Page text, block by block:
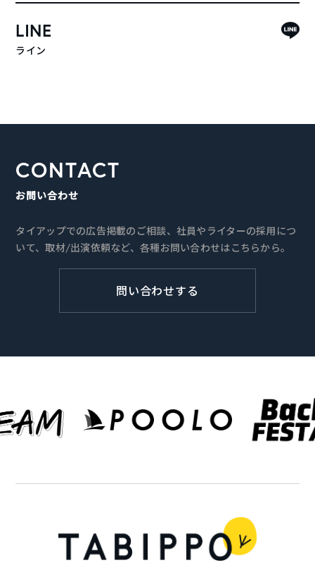
LINE
ライン
CONTACT
お問い合わせ
タイアップでの広告掲載のご相談、社員やライターの採用につ
いて、取材/出演依頼など、各種お問い合わせはこちらから。
問い合わせする